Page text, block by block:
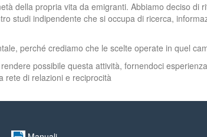
della propria vita da emigranti. Abbiamo deciso
studi indipendente che si occupa di ricerca,
perché crediamo che le scelte operate in quel
possibile questa attività, fornendoci
rete di relazioni e reciprocità